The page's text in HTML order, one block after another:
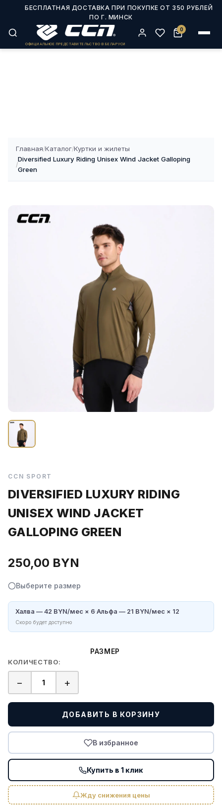
Главная/Каталог/Куртки и жилеты
Diversified Luxury Riding Unisex Wind Jacket Galloping Green
ОФИЦИАЛЬНОЕ ПРЕДСТАВИТЕЛЬСТВО В БЕЛАРУСИ
0
Главная/Каталог/Куртки и жилеты
/
Diversified Luxury Riding Unisex Wind Jacket Galloping
Green
CCN SPORT
DIVERSIFIED LUXURY RIDING
UNISEX WIND JACKET
GALLOPING GREEN
250,00 BYN
Выберите размер
Халва — 42 BYN/мес × 6·Альфа — 21 BYN/мес × 12
Скоро будет доступно
РАЗМЕР
КОЛИЧЕСТВО:
−
Количество
товара
Luxury
Riding
Unisex
Wind
Jacket
Galloping
Green
+
ДОБАВИТЬ В КОРЗИНУ
В избранное
Купить в 1 клик
Жду снижения цены